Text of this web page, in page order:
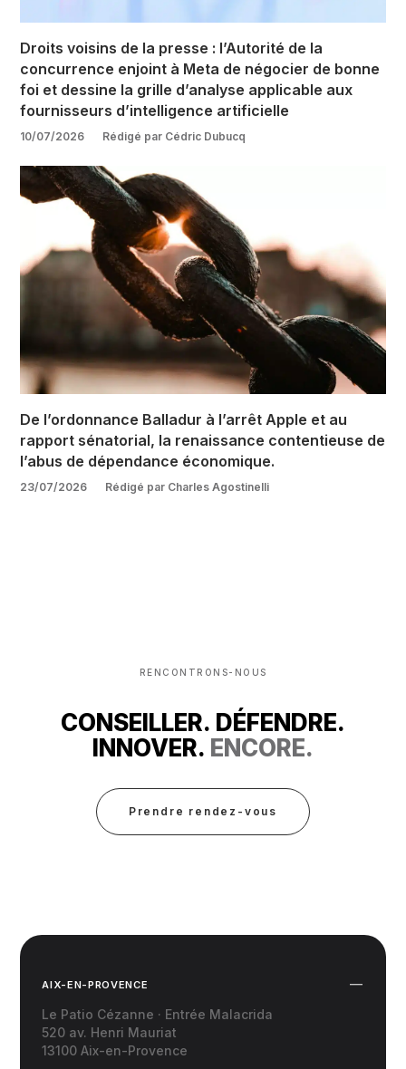
De l’ordonnance Balladur à l’arrêt Apple et au
rapport sénatorial, la renaissance contentieuse de
l’abus de dépendance économique.
23/07/2026 Rédigé par Charles Agostinelli
Droits voisins de la presse : l’Autorité de la
concurrence enjoint à Meta de négocier de bonne
foi et dessine la grille d’analyse applicable aux
fournisseurs d’intelligence artificielle
10/07/2026 Rédigé par Cédric Dubucq
RENCONTRONS-NOUS
CONSEILLER. DÉFENDRE.
INNOVER. ENCORE.
Prendre rendez-vous
AIX-EN-PROVENCE
Le Patio Cézanne · Entrée Malacrida
520 av. Henri Mauriat
13100 Aix-en-Provence